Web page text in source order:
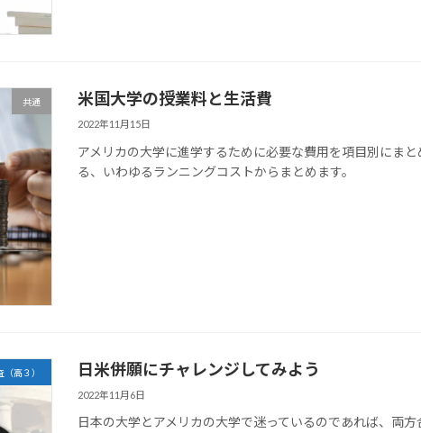
共通 米国大学の授業料と生活費
2022年11月15日
アメリカの大学に進学するために必要な費用を項目別にま
る、いわゆるランニングコストからまとめます。
高３） 日米併願にチャレンジしてみよう
2022年11月6日
日本の大学とアメリカの大学で迷っているのであれば、両